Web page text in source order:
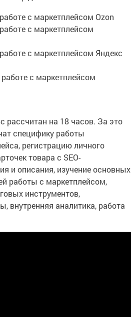
с маркетплейсом Ozon
с маркетплейсом
с маркетплейсом Яндекс
с маркетплейсом
рассчитан на 18 часов. За это
специфику работы
регистрацию личного
товара с SEO-
и описания, изучение основных
работы с маркетплейсом,
инструментов,
внутренняя аналитика, работа